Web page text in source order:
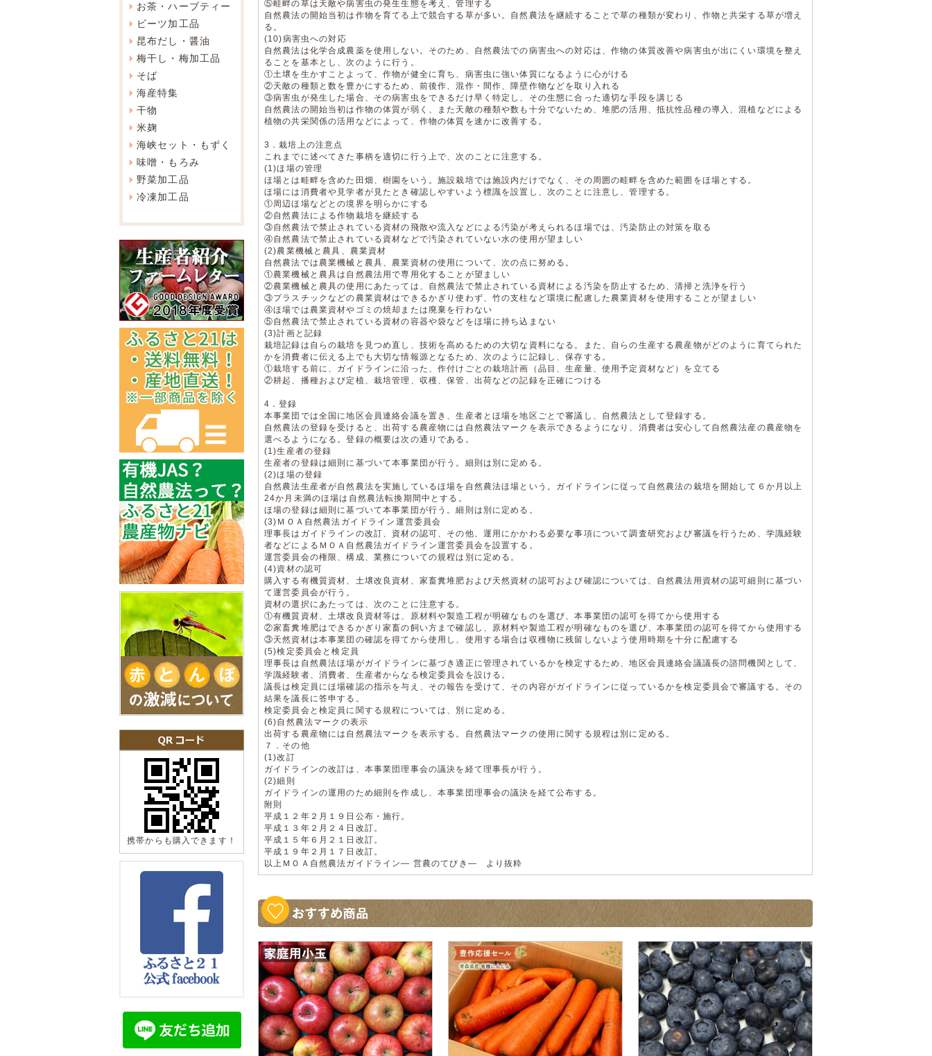
お茶・ハーブティー
ビーツ加工品
昆布だし・醤油
梅干し・梅加工品
そば
海産特集
干物
米麹
海峡セット・もずく
味噌・もろみ
野菜加工品
冷凍加工品
携帯からも購入できます！
⑤畦畔の草は天敵や病害虫の発生生態を考え、管理する
自然農法の開始当初は作物を育てる上で競合する草が多い。自然農法を継続することで草の種類が変わり、作物と共栄する草が増え
る。
(10)病害虫への対応
自然農法は化学合成農薬を使用しない。そのため、自然農法での病害虫への対応は、作物の体質改善や病害虫が出にくい環境を整え
ることを基本とし、次のように行う。
①土壌を生かすことよって、作物が健全に育ち、病害虫に強い体質になるように心がける
②天敵の種類と数を豊かにするため、前後作、混作・間作、障壁作物などを取り入れる
③病害虫が発生した場合、その病害虫をできるだけ早く特定し、その生態に合った適切な手段を講じる
自然農法の開始当初は作物の体質が弱く、また天敵の種類や数も十分でないため、堆肥の活用、抵抗性品種の導入、混植などによる
植物の共栄関係の活用などによって、作物の体質を速かに改善する。
3．栽培上の注意点
これまでに述べてきた事柄を適切に行う上で、次のことに注意する。
(1)ほ場の管理
ほ場とは畦畔を含めた田畑、樹園をいう。施設栽培では施設内だけでなく、その周囲の畦畔を含めた範囲をほ場とする。
ほ場には消費者や見学者が見たとき確認しやすいよう標識を設置し、次のことに注意し、管理する。
①周辺ほ場などとの境界を明らかにする
②自然農法による作物栽培を継続する
③自然農法で禁止されている資材の飛散や流入などによる汚染が考えられるほ場では、汚染防止の対策を取る
④自然農法で禁止されている資材などで汚染されていない水の使用が望ましい
(2)農業機械と農具、農業資材
自然農法では農業機械と農具、農業資材の使用について、次の点に努める。
①農業機械と農具は自然農法用で専用化することが望ましい
②農業機械と農具の使用にあたっては、自然農法で禁止されている資材による汚染を防止するため、清掃と洗浄を行う
③プラスチックなどの農業資材はできるかぎり使わず、竹の支柱など環境に配慮した農業資材を使用することが望ましい
④ほ場では農業資材やゴミの焼却または廃棄を行わない
⑤自然農法で禁止されている資材の容器や袋などをほ場に持ち込まない
(3)計画と記録
栽培記録は自らの栽培を見つめ直し、技術を高めるための大切な資料になる。また、自らの生産する農産物がどのように育てられた
かを消費者に伝える上でも大切な情報源となるため、次のように記録し、保存する。
①栽培する前に、ガイドラインに沿った、作付けごとの栽培計画（品目、生産量、使用予定資材など）を立てる
②耕起、播種および定植、栽培管理、収穫、保管、出荷などの記録を正確につける
4．登録
本事業団では全国に地区会員連絡会議を置き、生産者とほ場を地区ごとで審議し、自然農法として登録する。
自然農法の登録を受けると、出荷する農産物には自然農法マークを表示できるようになり、消費者は安心して自然農法産の農産物を
選べるようになる。登録の概要は次の通りである。
(1)生産者の登録
生産者の登録は細則に基づいて本事業団が行う。細則は別に定める。
(2)ほ場の登録
自然農法生産者が自然農法を実施しているほ場を自然農法ほ場という。ガイドラインに従って自然農法の栽培を開始して６か月以上
24か月未満のほ場は自然農法転換期間中とする。
ほ場の登録は細則に基づいて本事業団が行う。細則は別に定める。
(3)ＭＯＡ自然農法ガイドライン運営委員会
理事長はガイドラインの改訂、資材の認可、その他、運用にかかわる必要な事項について調査研究および審議を行うため、学識経験
者などによるＭＯＡ自然農法ガイドライン運営委員会を設置する。
運営委員会の権限、構成、業務についての規程は別に定める。
(4)資材の認可
購入する有機質資材、土壌改良資材、家畜糞堆肥および天然資材の認可および確認については、自然農法用資材の認可細則に基づい
て運営委員会が行う。
資材の選択にあたっては、次のことに注意する。
①有機質資材、土壌改良資材等は、原材料や製造工程が明確なものを選び、本事業団の認可を得てから使用する
②家畜糞堆肥はできるかぎり家畜の飼い方まで確認し、原材料や製造工程が明確なものを選び、本事業団の認可を得てから使用する
③天然資材は本事業団の確認を得てから使用し、使用する場合は収穫物に残留しないよう使用時期を十分に配慮する
(5)検定委員会と検定員
理事長は自然農法ほ場がガイドラインに基づき適正に管理されているかを検定するため、地区会員連絡会議議長の諮問機関として、
学識経験者、消費者、生産者からなる検定委員会を設ける。
議長は検定員にほ場確認の指示を与え、その報告を受けて、その内容がガイドラインに従っているかを検定委員会で審議する。その
結果を議長に答申する。
検定委員会と検定員に関する規程については、別に定める。
(6)自然農法マークの表示
出荷する農産物には自然農法マークを表示する。自然農法マークの使用に関する規程は別に定める。
７．その他
(1)改訂
ガイドラインの改訂は、本事業団理事会の議決を経て理事長が行う。
(2)細則
ガイドラインの運用のため細則を作成し、本事業団理事会の議決を経て公布する。
附則
平成１２年２月１９日公布・施行。
平成１３年２月２４日改訂。
平成１５年６月２１日改訂。
平成１９年２月１７日改訂。
以上ＭＯＡ自然農法ガイドライン― 営農のてびき― より抜粋